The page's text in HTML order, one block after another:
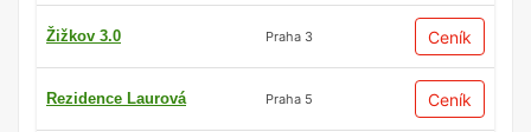
Žižkov 3.0 Praha 3 Ceník
Rezidence Laurová Praha 5 Ceník